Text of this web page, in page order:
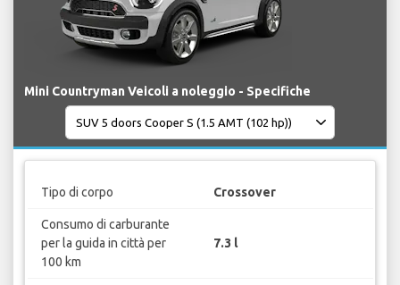
Mini Countryman Veicoli a noleggio - Specifiche
Tipo di corpo Crossover
Consumo di carburante
per la guida in città per
100 km
7.3 l